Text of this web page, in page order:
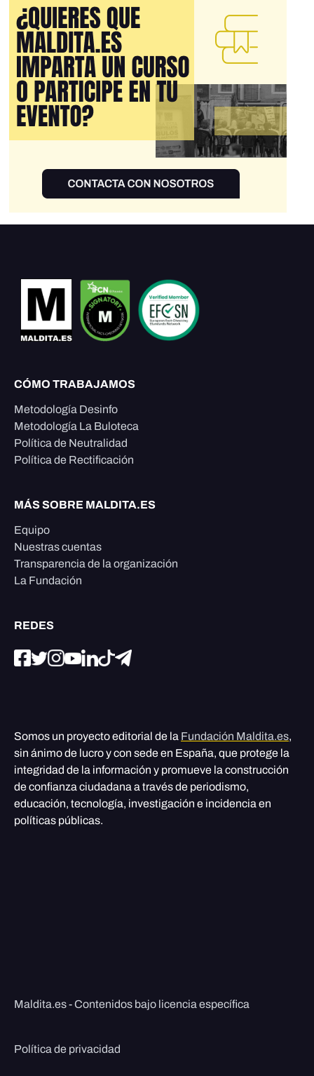
CÓMO TRABAJAMOS
Metodología Desinfo
Metodología La Buloteca
Política de Neutralidad
Política de Rectificación
MÁS SOBRE MALDITA.ES
Equipo
Nuestras cuentas
Transparencia de la organización
La Fundación
REDES
Somos un proyecto editorial de la Fundación Maldita.es,
sin ánimo de lucro y con sede en España, que protege la
integridad de la información y promueve la construcción
de confianza ciudadana a través de periodismo,
educación, tecnología, investigación e incidencia en
políticas públicas.
Maldita.es - Contenidos bajo licencia específica
Política de privacidad